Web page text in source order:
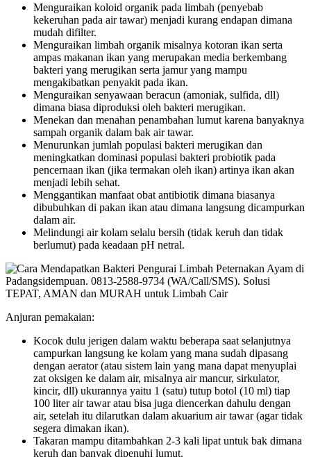
Menguraikan koloid organik pada limbah (penyebab
kekeruhan pada air tawar) menjadi kurang endapan dimana
mudah difilter.
Menguraikan limbah organik misalnya kotoran ikan serta
ampas makanan ikan yang merupakan media berkembang
bakteri yang merugikan serta jamur yang mampu
mengakibatkan penyakit pada ikan.
Menguraikan senyawaan beracun (amoniak, sulfida, dll)
dimana biasa diproduksi oleh bakteri merugikan.
Menekan dan menahan penambahan lumut karena banyaknya
sampah organik dalam bak air tawar.
Menurunkan jumlah populasi bakteri merugikan dan
meningkatkan dominasi populasi bakteri probiotik pada
pencernaan ikan (jika termakan oleh ikan) artinya ikan akan
menjadi lebih sehat.
Menggantikan manfaat obat antibiotik dimana biasanya
dibubuhkan di pakan ikan atau dimana langsung dicampurkan
dalam air.
Melindungi air kolam selalu bersih (tidak keruh dan tidak
berlumut) pada keadaan pH netral.
Anjuran pemakaian:
Kocok dulu jerigen dalam waktu beberapa saat selanjutnya
campurkan langsung ke kolam yang mana sudah dipasang
dengan aerator (atau sistem lain yang mana dapat menyuplai
zat oksigen ke dalam air, misalnya air mancur, sirkulator,
kincir, dll) ukurannya yaitu 1 (satu) tutup botol (10 ml) tiap
100 liter air tawar atau bisa juga diencerkan dahulu dengan
air, setelah itu dilarutkan dalam akuarium air tawar (agar tidak
segera dimakan ikan).
Takaran mampu ditambahkan 2-3 kali lipat untuk bak dimana
keruh dan banyak dipenuhi lumut.